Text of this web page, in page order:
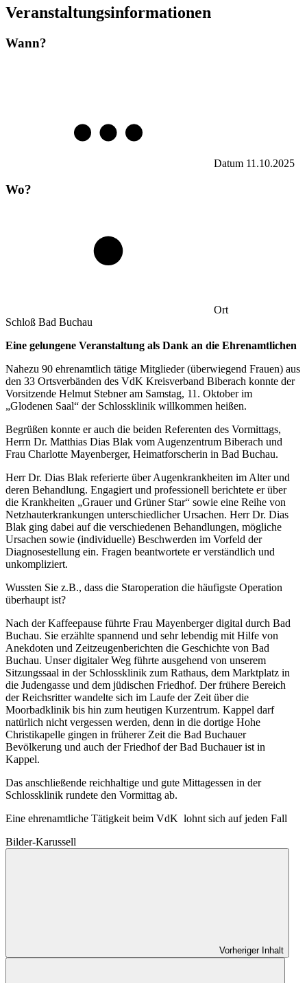
Veranstaltungsinformationen
Wann?
Datum 11.10.2025
Wo?
Ort
Schloß Bad Buchau
Eine gelungene Veranstaltung als Dank an die Ehrenamtlichen
Nahezu 90 ehrenamtlich tätige Mitglieder (überwiegend Frauen) aus
den 33 Ortsverbänden des VdK Kreisverband Biberach konnte der
Vorsitzende Helmut Stebner am Samstag, 11. Oktober im
„Glodenen Saal“ der Schlossklinik willkommen heißen.
Begrüßen konnte er auch die beiden Referenten des Vormittags,
Herrn Dr. Matthias Dias Blak vom Augenzentrum Biberach und
Frau Charlotte Mayenberger, Heimatforscherin in Bad Buchau.
Herr Dr. Dias Blak referierte über Augenkrankheiten im Alter und
deren Behandlung. Engagiert und professionell berichtete er über
die Krankheiten „Grauer und Grüner Star“ sowie eine Reihe von
Netzhauterkrankungen unterschiedlicher Ursachen. Herr Dr. Dias
Blak ging dabei auf die verschiedenen Behandlungen, mögliche
Ursachen sowie (individuelle) Beschwerden im Vorfeld der
Diagnosestellung ein. Fragen beantwortete er verständlich und
unkompliziert.
Wussten Sie z.B., dass die Staroperation die häufigste Operation
überhaupt ist?
Nach der Kaffeepause führte Frau Mayenberger digital durch Bad
Buchau. Sie erzählte spannend und sehr lebendig mit Hilfe von
Anekdoten und Zeitzeugenberichten die Geschichte von Bad
Buchau. Unser digitaler Weg führte ausgehend von unserem
Sitzungssaal in der Schlossklinik zum Rathaus, dem Marktplatz in
die Judengasse und dem jüdischen Friedhof. Der frühere Bereich
der Reichsritter wandelte sich im Laufe der Zeit über die
Moorbadklinik bis hin zum heutigen Kurzentrum. Kappel darf
natürlich nicht vergessen werden, denn in die dortige Hohe
Christikapelle gingen in früherer Zeit die Bad Buchauer
Bevölkerung und auch der Friedhof der Bad Buchauer ist in
Kappel.
Das anschließende reichhaltige und gute Mittagessen in der
Schlossklinik rundete den Vormittag ab.
Eine ehrenamtliche Tätigkeit beim VdK lohnt sich auf jeden Fall
Bilder-Karussell
Vorheriger Inhalt